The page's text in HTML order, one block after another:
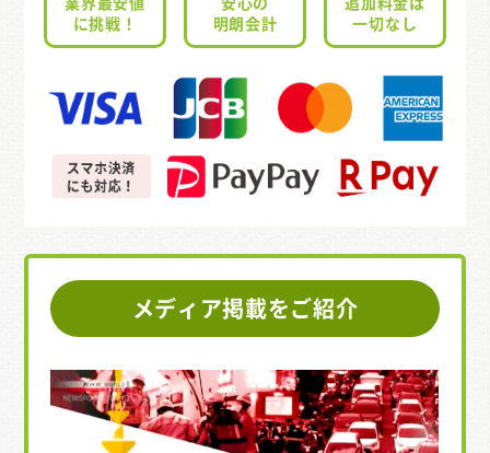
に挑戦！
明朗会計
一切なし
メディア掲載をご紹介